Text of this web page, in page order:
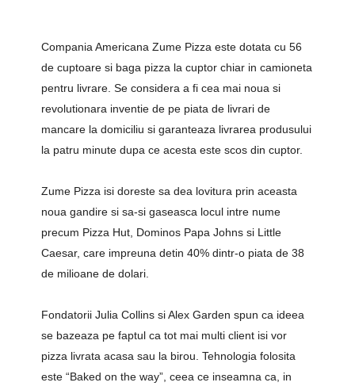
Compania Americana Zume Pizza este dotata cu 56
de cuptoare si baga pizza la cuptor chiar in camioneta
pentru livrare. Se considera a fi cea mai noua si
revolutionara inventie de pe piata de livrari de
mancare la domiciliu si garanteaza livrarea produsului
la patru minute dupa ce acesta este scos din cuptor.
Zume Pizza isi doreste sa dea lovitura prin aceasta
noua gandire si sa-si gaseasca locul intre nume
precum Pizza Hut, Dominos Papa Johns si Little
Caesar, care impreuna detin 40% dintr-o piata de 38
de milioane de dolari.
Fondatorii Julia Collins si Alex Garden spun ca ideea
se bazeaza pe faptul ca tot mai multi client isi vor
pizza livrata acasa sau la birou. Tehnologia folosita
este “Baked on the way”, ceea ce inseamna ca, in